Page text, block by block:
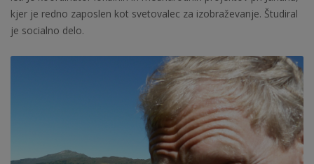
kjer je redno zaposlen kot svetovalec za izobraževanje. Študiral
je socialno delo.